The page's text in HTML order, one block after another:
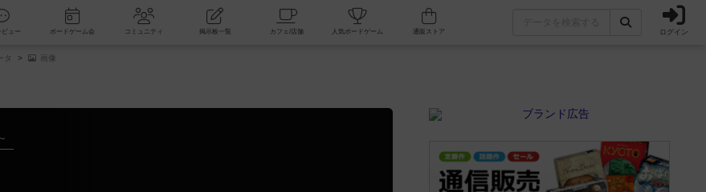
新着レビュー ボードゲーム会 コミュニティ 掲示板一覧 カフェ/店舗 人気ボードゲーム ログイン
タ 画像